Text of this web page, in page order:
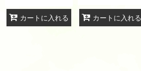
カートに入れる カートに入れる